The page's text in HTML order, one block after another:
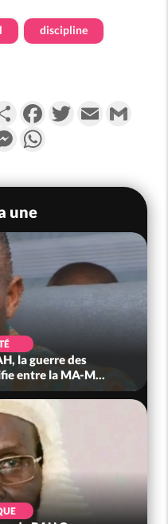
discipline
PartagerFacebookTwitterEmail
Messenger
une
la guerre des
entre la MA-M...